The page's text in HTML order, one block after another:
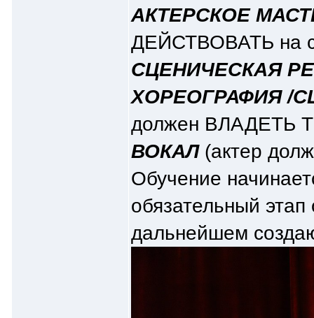
АКТЕРСКОЕ
ДЕЙСТВОВАТЬ на
СЦЕНИЧЕСКАЯ
ХОРЕОГРАФИЯ /
должен ВЛАДЕТЬ
ВОКАЛ(актер
Обучение
обязательный
дальнейшем